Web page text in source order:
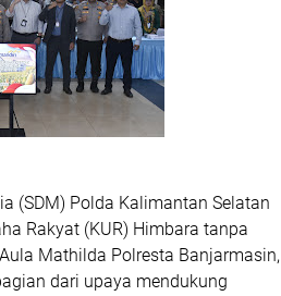
(SDM) Polda Kalimantan Selatan
Rakyat (KUR) Himbara tanpa
Mathilda Polresta Banjarmasin,
dari upaya mendukung